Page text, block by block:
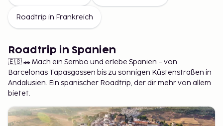
Reiseziel fliegen und sich vor Ort mit einem Mietwagen
fortbewegen. Sie können Ihre Route selbst planen oder
Übernachtungen und Stopps wählen. Das passt perfekt
für alle, die:
mehr als nur eine Stadt oder ein Hotel sehen
möchten
Freiheit wünschen, aber trotzdem eine
einfache Planung bevorzugen
Roadtrip in Frankreich
Roadtrip in Spanien
🇪🇸 🚗 Mach ein Sembo und erlebe Spanien – von
Barcelonas Tapasgassen bis zu sonnigen Küstenstraßen in
Andalusien. Ein spanischer Roadtrip, der dir mehr von allem
bietet.